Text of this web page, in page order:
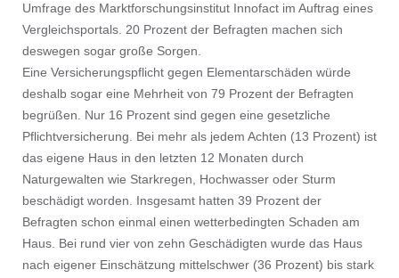
Umfrage des Marktforschungsinstitut Innofact im Auftrag eines
Vergleichsportals. 20 Prozent der Befragten machen sich
deswegen sogar große Sorgen.
Eine Versicherungspflicht gegen Elementarschäden würde
deshalb sogar eine Mehrheit von 79 Prozent der Befragten
begrüßen. Nur 16 Prozent sind gegen eine gesetzliche
Pflichtversicherung. Bei mehr als jedem Achten (13 Prozent) ist
das eigene Haus in den letzten 12 Monaten durch
Naturgewalten wie Starkregen, Hochwasser oder Sturm
beschädigt worden. Insgesamt hatten 39 Prozent der
Befragten schon einmal einen wetterbedingten Schaden am
Haus. Bei rund vier von zehn Geschädigten wurde das Haus
nach eigener Einschätzung mittelschwer (36 Prozent) bis stark